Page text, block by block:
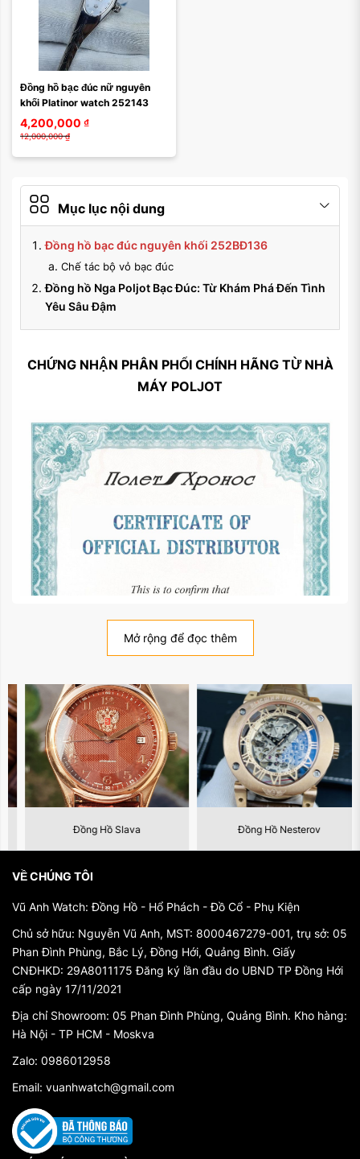
Đồng hồ bạc đúc nữ nguyên
khối Platinor watch 252143
4,200,000 ₫
12,000,000 ₫
Mục lục nội dung
Đồng hồ bạc đúc nguyên khối 252BĐ136
Chế tác bộ vỏ bạc đúc
Đồng hồ Nga Poljot Bạc Đúc: Từ Khám Phá Đến Tình
Yêu Sâu Đậm
CHỨNG NHẬN PHÂN PHỐI CHÍNH HÃNG TỪ NHÀ
MÁY POLJOT
Mở rộng để đọc thêm
Đồng Hồ Slava Đồng Hồ Nesterov
VỀ CHÚNG TÔI
Vũ Anh Watch: Đồng Hồ - Hổ Phách - Đồ Cổ - Phụ Kiện
Chủ sở hữu: Nguyễn Vũ Anh, MST: 8000467279-001, trụ sở: 05
Phan Đình Phùng, Bắc Lý, Đồng Hới, Quảng Bình. Giấy
CNĐHKD: 29A8011175 Đăng ký lần đầu do UBND TP Đồng Hới
cấp ngày 17/11/2021
Địa chỉ Showroom: 05 Phan Đình Phùng, Quảng Bình. Kho hàng:
Hà Nội - TP HCM - Moskva
Zalo: 0986012958
Email: vuanhwatch@gmail.com